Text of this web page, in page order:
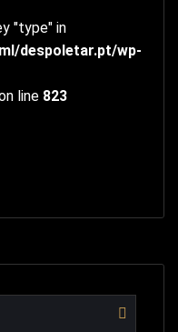
"type" in
despoletar.pt/wp-
line 823